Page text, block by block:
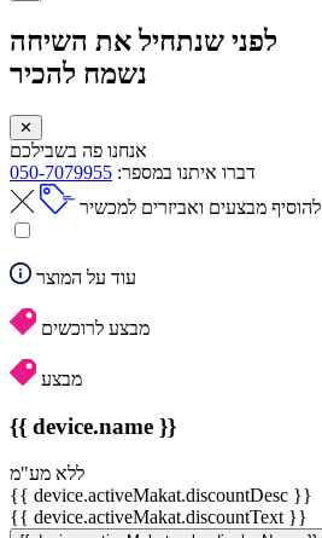
לפני שנתחיל את השיחה
נשמח להכיר
✕
אנחנו פה בשבילכם
דברו איתנו במספר: 050-7079955
להוסיף מבצעים ואביזרים למכשיר
עוד על המוצר
מבצע לרוכשים
מבצע
{{ device.name }}
ללא מע"מ
{{ device.activeMakat.discountDesc }}
{{ device.activeMakat.discountText }}